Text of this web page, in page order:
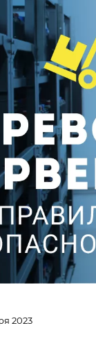
2023